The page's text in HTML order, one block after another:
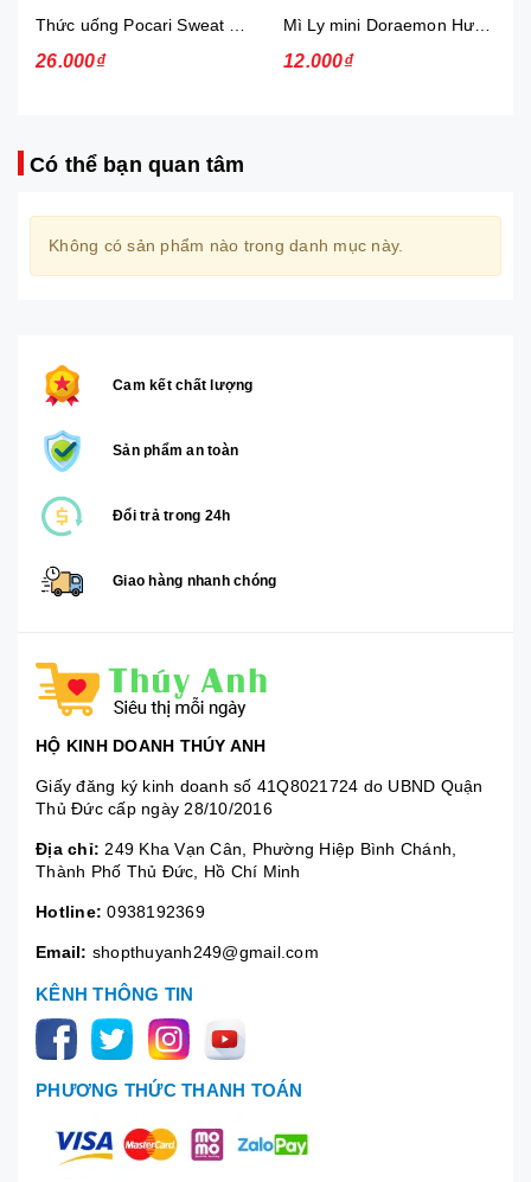
26.000₫ 12.000₫
Có thể bạn quan tâm
Không có sản phẩm nào trong danh mục này.
Cam kết chất lượng
Sản phẩm an toàn
Đổi trả trong 24h
Giao hàng nhanh chóng
HỘ KINH DOANH THÚY ANH
Giấy đăng ký kinh doanh số 41Q8021724 do UBND Quận
Thủ Đức cấp ngày 28/10/2016
Địa chỉ: 249 Kha Vạn Cân, Phường Hiệp Bình Chánh,
Thành Phố Thủ Đức, Hồ Chí Minh
Hotline: 0938192369
Email: shopthuyanh249@gmail.com
KÊNH THÔNG TIN
PHƯƠNG THỨC THANH TOÁN